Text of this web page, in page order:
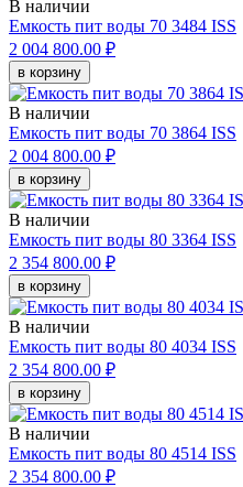
В наличии
Емкость пит воды 70 3484 ISS
2 004 800.00 ₽
в корзину
В наличии
Емкость пит воды 70 3864 ISS
2 004 800.00 ₽
в корзину
В наличии
Емкость пит воды 80 3364 ISS
2 354 800.00 ₽
в корзину
В наличии
Емкость пит воды 80 4034 ISS
2 354 800.00 ₽
в корзину
В наличии
Емкость пит воды 80 4514 ISS
2 354 800.00 ₽